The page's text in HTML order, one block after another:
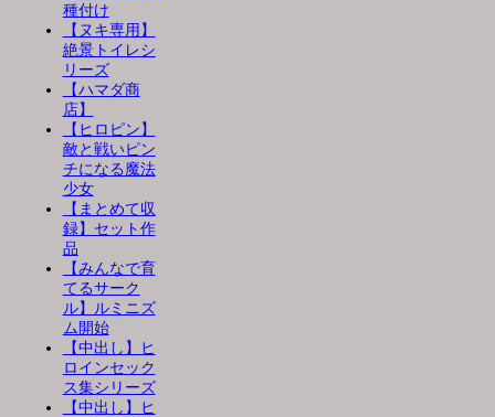
種付け
【ヌキ専用】
絶景トイレシ
リーズ
【ハマダ商
店】
【ヒロピン】
敵と戦いピン
チになる魔法
少女
【まとめて収
録】セット作
品
【みんなで育
てるサーク
ル】ルミニズ
ム開始
【中出し】ヒ
ロインセック
ス集シリーズ
【中出し】ヒ